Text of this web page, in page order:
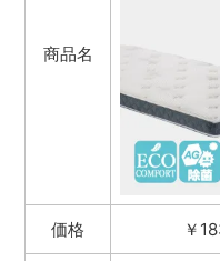
商品名
価格 ￥